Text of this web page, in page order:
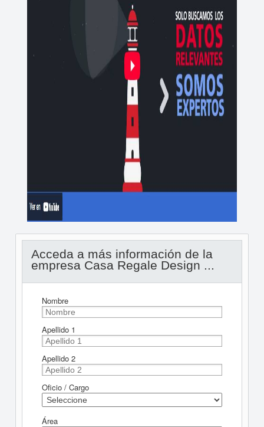
Acceda a más información de la
empresa Casa Regale Design ...
Nombre
Apellido 1
Apellido 2
Oficio / Cargo
Área